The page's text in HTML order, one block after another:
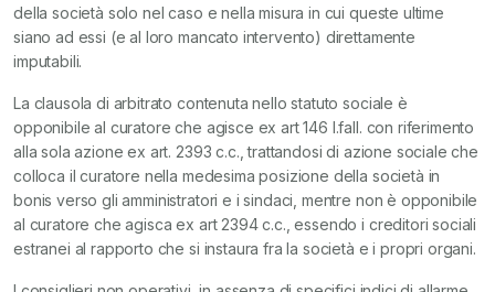
della società solo nel caso e nella misura in cui queste ultime
siano ad essi (e al loro mancato intervento) direttamente
imputabili.
La clausola di arbitrato contenuta nello statuto sociale è
opponibile al curatore che agisce ex art 146 l.fall. con riferimento
alla sola azione ex art. 2393 c.c., trattandosi di azione sociale che
colloca il curatore nella medesima posizione della società in
bonis verso gli amministratori e i sindaci, mentre non è opponibile
al curatore che agisca ex art 2394 c.c., essendo i creditori sociali
estranei al rapporto che si instaura fra la società e i propri organi.